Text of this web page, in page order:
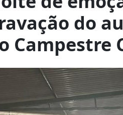
do
Campestre